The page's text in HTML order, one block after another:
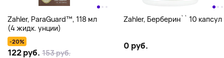
Zahler, ParaGuard™, 118 мл
(4 жидк. унции)
-20%
122 руб. 153 руб.
Zahler, Берберин`` 10 капсул
0 руб.